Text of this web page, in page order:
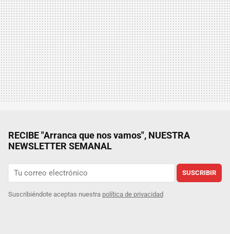
RECIBE "Arranca que nos vamos", NUESTRA
NEWSLETTER SEMANAL
SUSCRIBIR
Suscribiéndote aceptas nuestra política de privacidad